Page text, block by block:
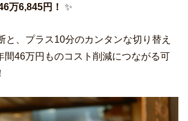
万6,845円！ ✨
と、プラス10分のカンタンな切り替え
間46万円ものコスト削減につながる可